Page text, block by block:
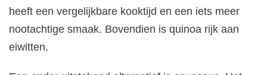
heeft een vergelijkbare kooktijd en een iets meer
nootachtige smaak. Bovendien is quinoa rijk aan
eiwitten.